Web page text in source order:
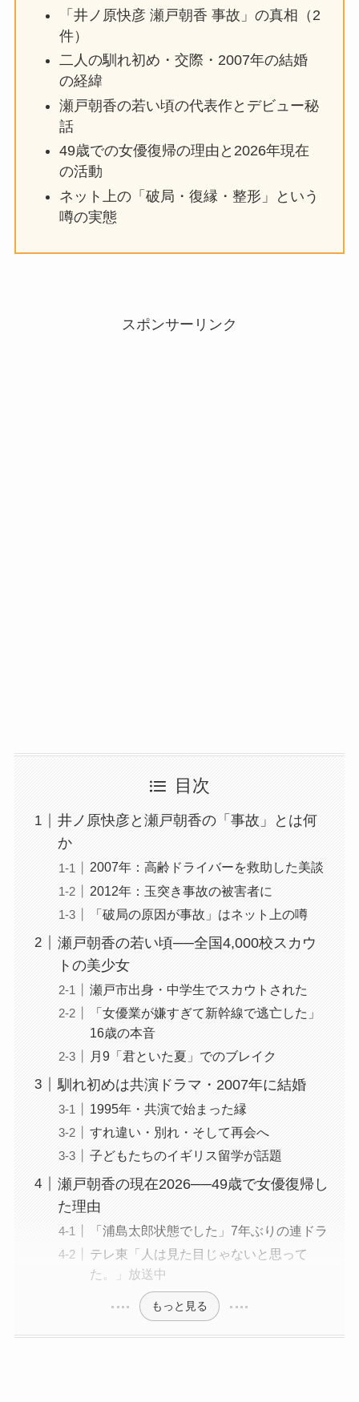
「井ノ原快彦 瀬戸朝香 事故」の真相（2
件）
二人の馴れ初め・交際・2007年の結婚
の経緯
瀬戸朝香の若い頃の代表作とデビュー秘
話
49歳での女優復帰の理由と2026年現在
の活動
ネット上の「破局・復縁・整形」という
噂の実態
スポンサーリンク
目次
井ノ原快彦と瀬戸朝香の「事故」とは何
か
2007年：高齢ドライバーを救助した美談
2012年：玉突き事故の被害者に
「破局の原因が事故」はネット上の噂
瀬戸朝香の若い頃──全国4,000校スカウ
トの美少女
瀬戸市出身・中学生でスカウトされた
「女優業が嫌すぎて新幹線で逃亡した」
16歳の本音
月9「君といた夏」でのブレイク
馴れ初めは共演ドラマ・2007年に結婚
1995年・共演で始まった縁
すれ違い・別れ・そして再会へ
子どもたちのイギリス留学が話題
瀬戸朝香の現在2026──49歳で女優復帰し
た理由
「浦島太郎状態でした」7年ぶりの連ドラ
テレ東「人は見た目じゃないと思って
た。」放送中
もっと見る